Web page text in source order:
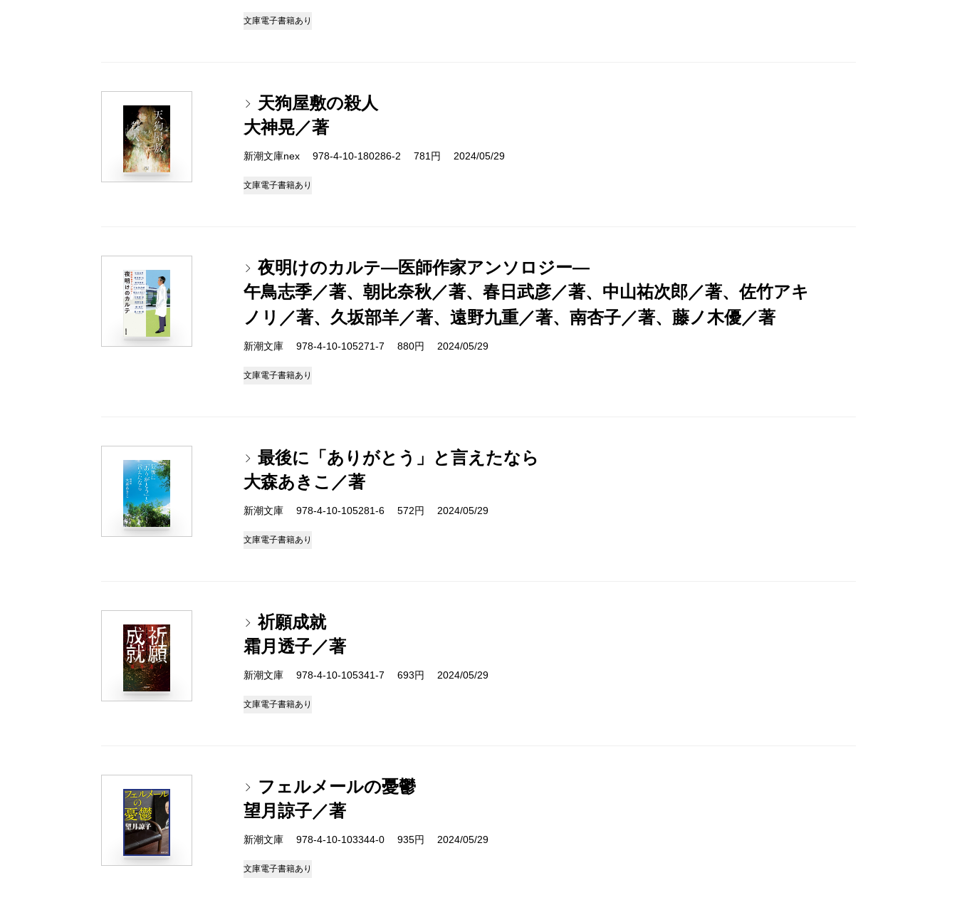
文庫電子書籍あり
天狗屋敷の殺人
大神晃／著
新潮文庫nex 978-4-10-180286-2 781円 2024/05/29
文庫電子書籍あり
夜明けのカルテ―医師作家アンソロジー―
午鳥志季／著、朝比奈秋／著、春日武彦／著、中山祐次郎／著、佐竹アキ
ノリ／著、久坂部羊／著、遠野九重／著、南杏子／著、藤ノ木優／著
新潮文庫 978-4-10-105271-7 880円 2024/05/29
文庫電子書籍あり
最後に「ありがとう」と言えたなら
大森あきこ／著
新潮文庫 978-4-10-105281-6 572円 2024/05/29
文庫電子書籍あり
祈願成就
霜月透子／著
新潮文庫 978-4-10-105341-7 693円 2024/05/29
文庫電子書籍あり
フェルメールの憂鬱
望月諒子／著
新潮文庫 978-4-10-103344-0 935円 2024/05/29
文庫電子書籍あり